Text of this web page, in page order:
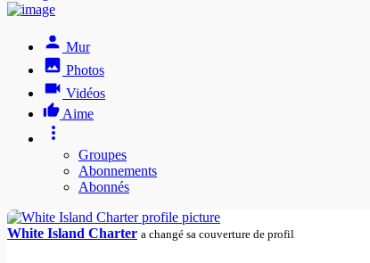
Mur
Photos
Vidéos
Aime
Groupes
Abonnements
Abonnés
White Island Charter a changé sa couverture de profil